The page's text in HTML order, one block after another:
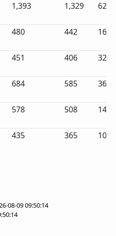
1,393 1,329 62
480 442 16
451 406 32
684 585 36
578 508 14
435 365 104
08-09 09:50:14